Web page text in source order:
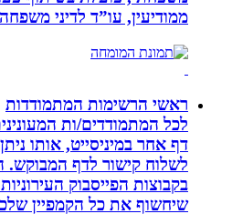
ממודיעין, עו”ד לדיני משפחה,
ראשי הרשימות המתמודדות
לכל המתמודדים/ות המעונינים/
דף אחר במיניסייט, אותו ניתן
לשלוח קישור לדף המבוקש.
בקבוצות הפייסבוק העירוניות.